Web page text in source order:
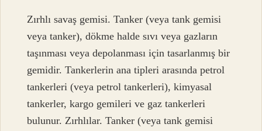
Zırhlı savaş gemisi. Tanker (veya tank gemisi
veya tanker), dökme halde sıvı veya gazların
taşınması veya depolanması için tasarlanmış bir
gemidir. Tankerlerin ana tipleri arasında petrol
tankerleri (veya petrol tankerleri), kimyasal
tankerler, kargo gemileri ve gaz tankerleri
bulunur. Zırhlılar. Tanker (veya tank gemisi